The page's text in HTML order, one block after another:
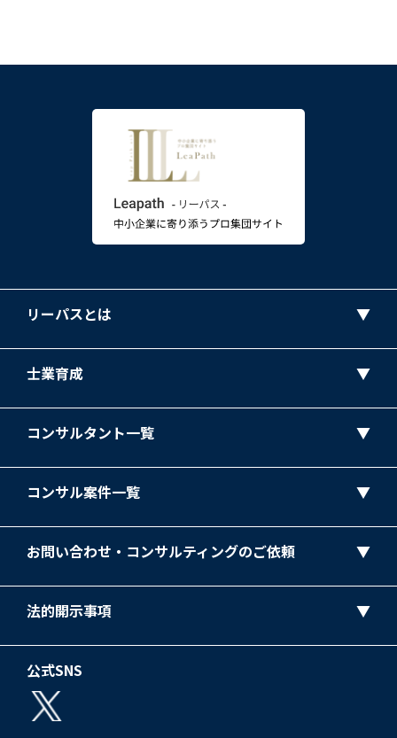
リーパスとは
士業育成
コンサルタント一覧
コンサル案件一覧
お問い合わせ・コンサルティングのご依頼
法的開示事項
公式SNS